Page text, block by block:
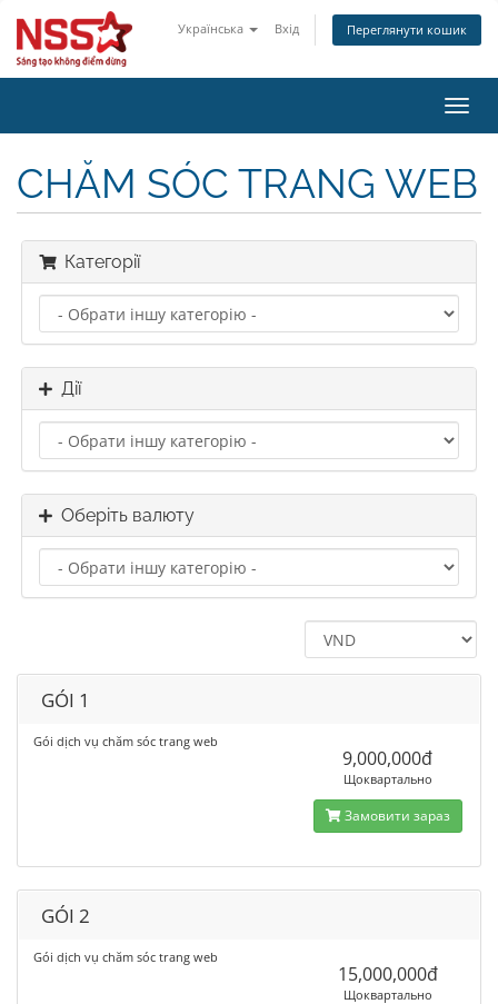
Українська Вхід Переглянути кошик
CHĂM SÓC TRANG WEB
Категорії
Дії
Оберіть валюту
GÓI 1
Gói dịch vụ chăm sóc trang web
9,000,000đ
Щоквартально
Замовити зараз
GÓI 2
Gói dịch vụ chăm sóc trang web
15,000,000đ
Щоквартально